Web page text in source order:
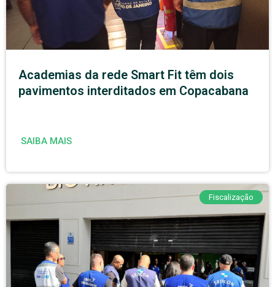
Academias da rede Smart Fit têm dois
pavimentos interditados em Copacabana
SAIBA MAIS
Fiscalização